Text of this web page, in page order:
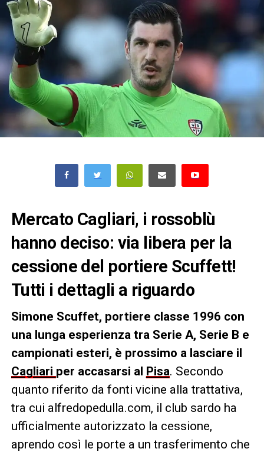
Mercato Cagliari, i rossoblù
hanno deciso: via libera per la
cessione del portiere Scuffett!
Tutti i dettagli a riguardo
Simone Scuffet, portiere classe 1996 con
una lunga esperienza tra Serie A, Serie B e
campionati esteri, è prossimo a lasciare il
Cagliari per accasarsi al Pisa. Secondo
quanto riferito da fonti vicine alla trattativa,
tra cui alfredopedulla.com, il club sardo ha
ufficialmente autorizzato la cessione,
aprendo così le porte a un trasferimento che